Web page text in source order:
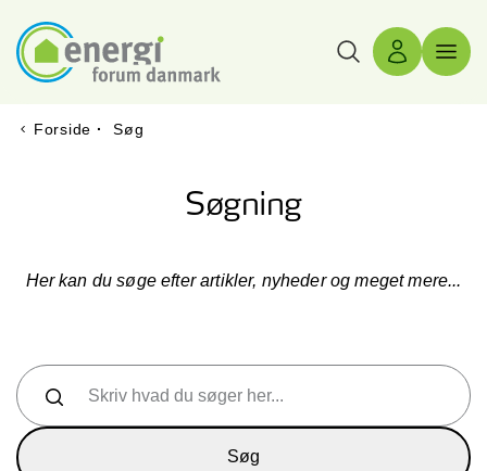
Søg Log ind
Forside · Søg
Søgning
Her kan du søge efter artikler, nyheder og meget mere...
Skriv hvad du søger her...
Søg